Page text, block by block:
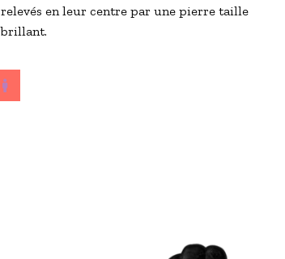
relevés en leur centre par une pierre taille
brillant.